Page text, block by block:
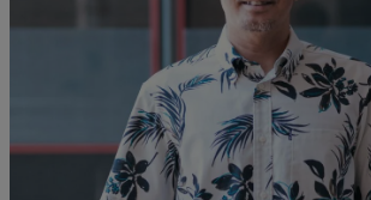
ランキング